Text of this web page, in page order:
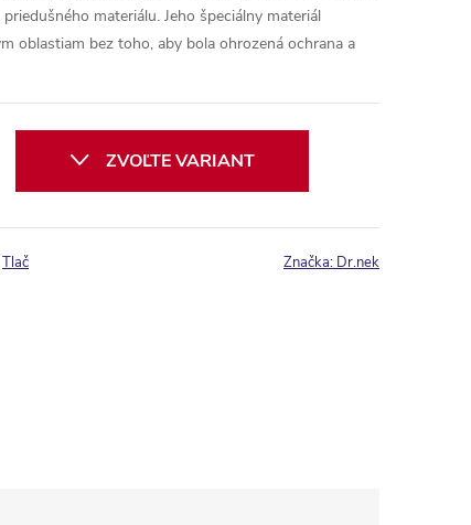
materiálu. Jeho špeciálny materiál
oblastiam bez toho, aby bola ohrozená ochrana a
ZVOĽTE VARIANT
Tlač Značka: Dr.nek